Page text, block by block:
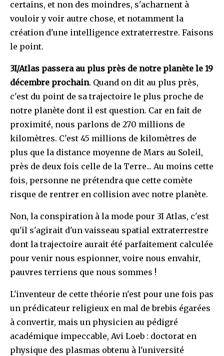
certains, et non des moindres, s'acharnent à
vouloir y voir autre chose, et notamment la
création d'une intelligence extraterrestre. Faisons
le point.
3I/Atlas passera au plus près de notre planète le 19
décembre prochain. Quand on dit au plus près,
c'est du point de sa trajectoire le plus proche de
notre planète dont il est question. Car en fait de
proximité, nous parlons de 270 millions de
kilomètres. C'est 45 millions de kilomètres de
plus que la distance moyenne de Mars au Soleil,
près de deux fois celle de la Terre... Au moins cette
fois, personne ne prétendra que cette comète
risque de rentrer en collision avec notre planète.
Non, la conspiration à la mode pour 3I Atlas, c'est
qu'il s'agirait d'un vaisseau spatial extraterrestre
dont la trajectoire aurait été parfaitement calculée
pour venir nous espionner, voire nous envahir,
pauvres terriens que nous sommes !
L'inventeur de cette théorie n'est pour une fois pas
un prédicateur religieux en mal de brebis égarées
à convertir, mais un physicien au pédigré
académique impeccable, Avi Loeb : doctorat en
physique des plasmas obtenu à l'université